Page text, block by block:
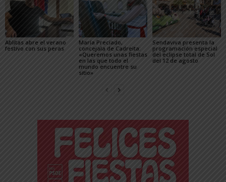
Ablitas abre el verano
festivo con sus peras
María Preciado,
concejala de Cadreita:
«Queremos unas fiestas
en las que todo el
mundo encuentre su
sitio»
Sendaviva presenta la
programación especial
del eclipse total de Sol
del 12 de agosto